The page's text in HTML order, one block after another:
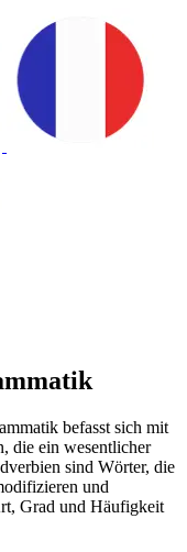
befasst sich mit
die ein wesentlicher
sind Wörter, die
und
Grad und Häufigkeit